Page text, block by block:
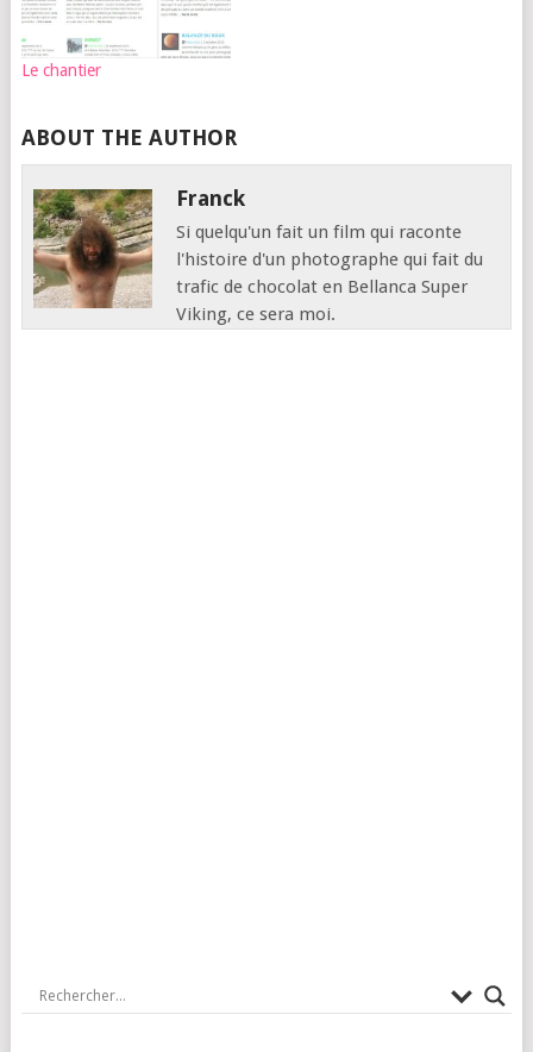
Le chantier
ABOUT THE AUTHOR
Franck
Si quelqu'un fait un film qui raconte
l'histoire d'un photographe qui fait du
trafic de chocolat en Bellanca Super
Viking, ce sera moi.